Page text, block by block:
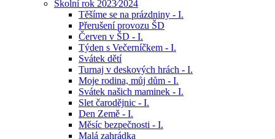
Školní rok 2023⁄2024
Těšíme se na prázdniny - I.
Přerušení provozu ŠD
Červen v ŠD - I.
Týden s Večerníčkem - I.
Svátek dětí
Turnaj v deskových hrách - I.
Moje rodina, můj dům - I.
Svátek našich maminek - I.
Slet čarodějnic - I.
Den Země - I.
Měsíc bezpečnosti - I.
Malá zahrádka